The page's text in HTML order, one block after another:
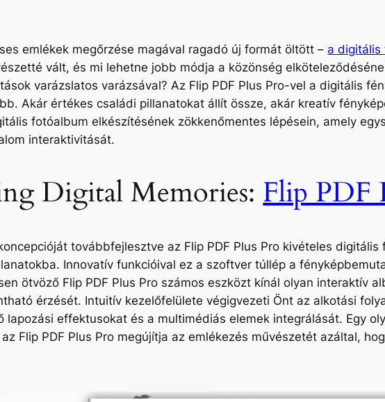
emlékek megőrzése magával ragadó új formát öltött – a digitális
vált, és mi lehetne jobb módja a közönség
varázslatos varázsával? Az Flip PDF Plus Pro-vel a digitális
Akár értékes családi pillanatokat állít össze, akár kreatív
fotóalbum elkészítésének zökkenőmentes lépésein, amely
interaktivitását.
Digital Memories:Flip PDF
továbbfejlesztve az Flip PDF Plus Pro kivételes
Innovatív funkcióival ez a szoftver túllép a
ötvöző Flip PDF Plus Pro számos eszközt kínál olyan interaktív
érzését. Intuitív kezelőfelülete végigvezeti Önt az alkotási
lapozási effektusokat és a multimédiás elemek integrálását. Egy
Flip PDF Plus Pro megújítja az emlékezés művészetét azáltal,